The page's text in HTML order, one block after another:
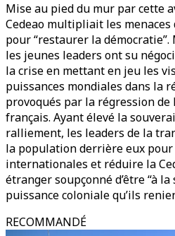
Mise au pied du mur par cette
Cedeao multipliait les
pour “restaurer la
les jeunes leaders ont su
la crise en mettant en jeu les
puissances mondiales dans la
provoqués par la régression
français. Ayant élevé la
ralliement, les leaders de la
la population derrière eux
internationales et réduire la
étranger soupçonné d’être “à la
puissance coloniale qu’ils
RECOMMANDÉ